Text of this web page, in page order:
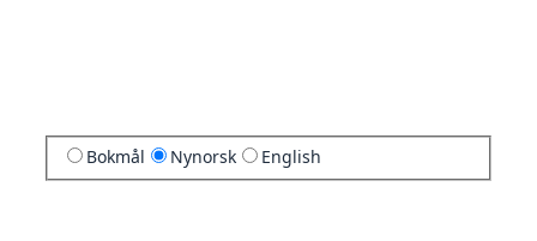
Bokmål Nynorsk English